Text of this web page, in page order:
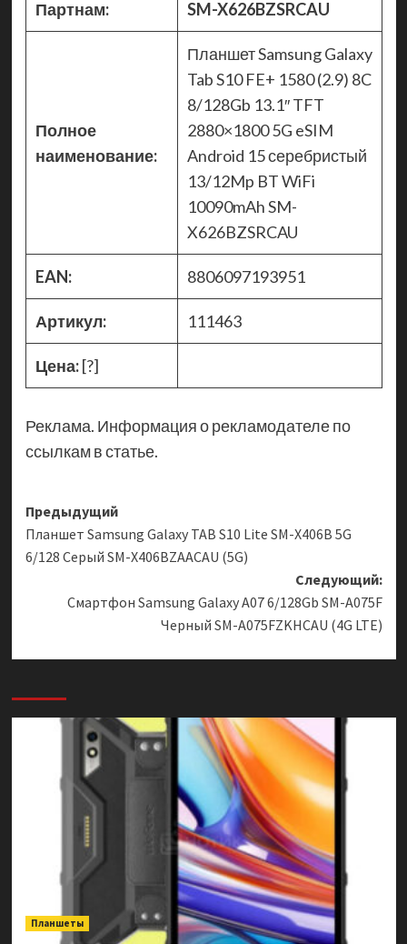
Партнам: SM-X626BZSRCAU
Полное
наименование:
Планшет Samsung Galaxy
Tab S10 FE+ 1580 (2.9) 8C
8/128Gb 13.1″ TFT
2880×1800 5G eSIM
Android 15 серебристый
13/12Mp BT WiFi
10090mAh SM-
X626BZSRCAU
EAN: 8806097193951
Артикул: 111463
Цена:[?]
Реклама. Информация о рекламодателе по
ссылкам в статье.
Навигация
записи
Предыдущий
Планшет Samsung Galaxy TAB S10 Lite SM-X406B 5G
6/128 Серый SM-X406BZAACAU (5G)
Следующий:
Смартфон Samsung Galaxy A07 6/128Gb SM-A075F
Черный SM-A075FZKHCAU (4G LTE)
Планшеты